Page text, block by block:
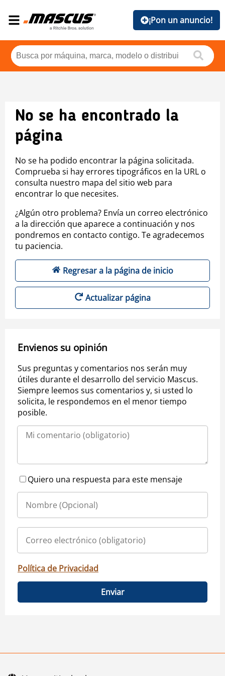
¡Pon un anuncio!
No se ha encontrado la
página
No se ha podido encontrar la página solicitada.
Comprueba si hay errores tipográficos en la URL o
consulta nuestro mapa del sitio web para
encontrar lo que necesites.
¿Algún otro problema? Envía un correo electrónico
a la dirección que aparece a continuación y nos
pondremos en contacto contigo. Te agradecemos
tu paciencia.
Regresar a la página de inicio
Actualizar página
Envienos su opinión
Sus preguntas y comentarios nos serán muy
útiles durante el desarrollo del servicio Mascus.
Siempre leemos sus comentarios y, si usted lo
solicita, le respondemos en el menor tiempo
posible.
Quiero una respuesta para este mensaje
Política de Privacidad
Enviar